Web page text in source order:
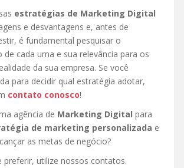
estratégias de Marketing Digital
e desvantagens e, antes de
é fundamental pesquisar o
cada uma e sua relevância para os
da sua empresa. Se você
para decidir qual estratégia adotar,
contato conosco!
agência de Marketing Digital para
de marketing personalizada e
as metas de negócio?
preferir, utilize nossos contatos.